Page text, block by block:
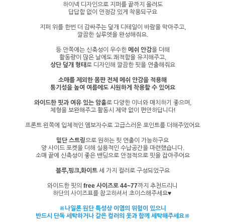
하이넥 디자인으로 지퍼를 끝까지 올려도
답답함 없이 안정감 있게 착용되구요
지퍼 위를 한번 더 감싸주는 덮개 디테일이 바람을 막아주고,
깔끔한 실루엣을 완성해줘요.
등 안쪽에는 신축성이 우수한메쉬 안감을 더해
활동량이 많은 날에도 쾌적함을 유지해주고,
상단 덮개 형태로 디자인해 깔끔한 핏을 연출해줘요
소매를 제외한 몸판 전체 메쉬 안감을 적용해
통기성을 높여 여름에도 시원하게 착용할 수 있어요
와이드한 핏과 여유 있는 암홀로 다양한 이너와 매치하기 좋으며,
체형을 보완해주고 활동시 제약 없이 편안하답니다!
프론트 왼쪽에 입체적인 엠보자수로 고급스러운 포인트를 더해주었어요
밑단 스트링으로 원하는 핏 연출이 가능하구요
양 사이드 포켓을 더해 실용적인 수납공간을 마련했습니다.
소매 끝에 신축성이 좋은 밴딩으로 안정적으로 핏을 잡아주어요
블루,핑크,화이트세 가지 컬러로 구성되었구요
와이드한 핏의 free 사이즈로 44~77까지 추천드리니
하단의 사이즈표를 참고하셔서 초이스해주세요♥
※나일론 원단 특성상 이염의 위험이 있으니
반드시 단독 세탁하거나 같은 컬러의 옷과 함께 세탁해주세요※